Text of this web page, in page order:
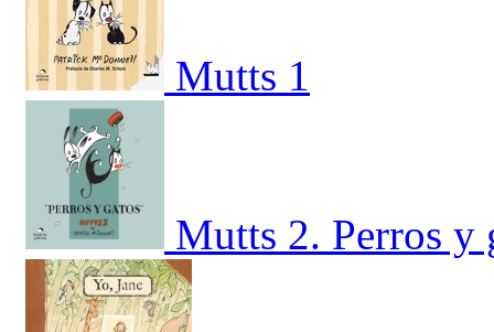
Mutts 1
Mutts 2. Perros y